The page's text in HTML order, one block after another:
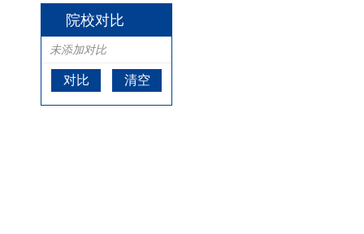
院校对比
未添加对比
对比 清空